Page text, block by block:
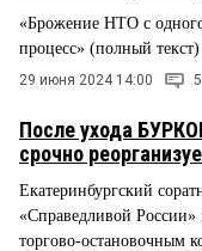
«Брожение НТО с
процесс» (полный текст)
29 июня 2024 14:00 5
После ухода
срочно
Екатеринбургский
«Справедливой
торгово-остановочным